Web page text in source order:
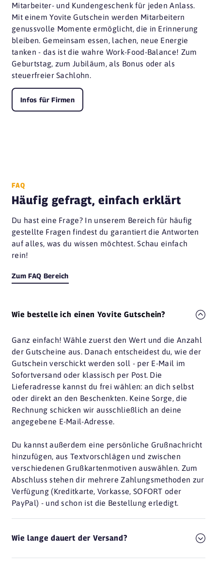
Mitarbeiter- und Kundengeschenk für jeden Anlass.
Mit einem Yovite Gutschein werden Mitarbeitern
genussvolle Momente ermöglicht, die in Erinnerung
bleiben. Gemeinsam essen, lachen, neue Energie
tanken - das ist die wahre Work-Food-Balance! Zum
Geburtstag, zum Jubiläum, als Bonus oder als
steuerfreier Sachlohn.
Infos für Firmen
FAQ
Häufig gefragt, einfach erklärt
Du hast eine Frage? In unserem Bereich für häufig
gestellte Fragen findest du garantiert die Antworten
auf alles, was du wissen möchtest. Schau einfach
rein!
Zum FAQ Bereich
Wie bestelle ich einen Yovite Gutschein?
Ganz einfach! Wähle zuerst den Wert und die Anzahl
der Gutscheine aus. Danach entscheidest du, wie der
Gutschein verschickt werden soll - per E-Mail im
Sofortversand oder klassisch per Post. Die
Lieferadresse kannst du frei wählen: an dich selbst
oder direkt an den Beschenkten. Keine Sorge, die
Rechnung schicken wir ausschließlich an deine
angegebene E-Mail-Adresse.
Du kannst außerdem eine persönliche Grußnachricht
hinzufügen, aus Textvorschlägen und zwischen
verschiedenen Grußkartenmotiven auswählen. Zum
Abschluss stehen dir mehrere Zahlungsmethoden zur
Verfügung (Kreditkarte, Vorkasse, SOFORT oder
PayPal) - und schon ist die Bestellung erledigt.
Wie lange dauert der Versand?